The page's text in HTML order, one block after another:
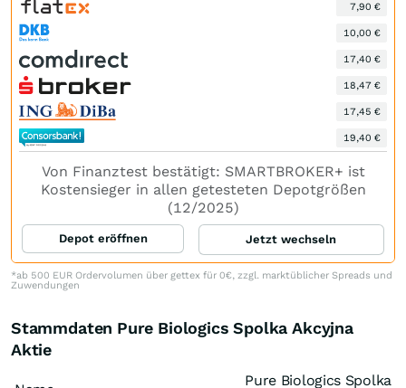
7,90 €
10,00 €
17,40 €
18,47 €
17,45 €
19,40 €
Von Finanztest bestätigt: SMARTBROKER+ ist
Kostensieger in allen getesteten Depotgrößen
(12/2025)
Depot eröffnen Jetzt wechseln
*ab 500 EUR Ordervolumen über gettex für 0€, zzgl. marktüblicher Spreads und
Zuwendungen
Stammdaten Pure Biologics Spolka Akcyjna
Aktie
Pure Biologics Spolka